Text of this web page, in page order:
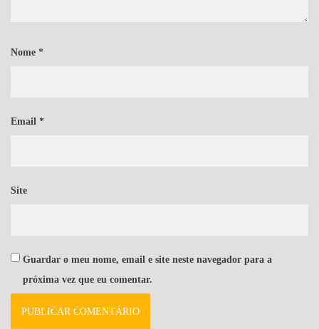
Nome *
Email *
Site
Guardar o meu nome, email e site neste navegador para a
próxima vez que eu comentar.